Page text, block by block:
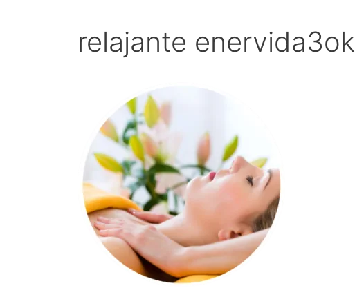
relajante enervida3ok